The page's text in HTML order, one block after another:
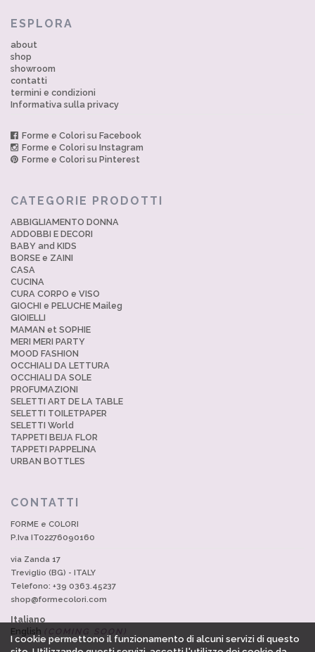
ESPLORA
about
shop
showroom
contatti
termini e condizioni
Informativa sulla privacy
Forme e Colori su Facebook
Forme e Colori su Instagram
Forme e Colori su Pinterest
CATEGORIE PRODOTTI
ABBIGLIAMENTO DONNA
ADDOBBI E DECORI
BABY and KIDS
BORSE e ZAINI
CASA
CUCINA
CURA CORPO e VISO
GIOCHI e PELUCHE Maileg
GIOIELLI
MAMAN et SOPHIE
MERI MERI PARTY
MOOD FASHION
OCCHIALI DA LETTURA
OCCHIALI DA SOLE
PROFUMAZIONI
SELETTI ART DE LA TABLE
SELETTI TOILETPAPER
SELETTI World
TAPPETI BEIJA FLOR
TAPPETI PAPPELINA
URBAN BOTTLES
CONTATTI
FORME e COLORI
P.Iva IT02276090160
via Zanda 17
Treviglio (BG) - ITALY
Telefono: +39 0363.45237
shop@formecolori.com
Italiano
English (COMING SOON)
I cookie permettono il funzionamento di alcuni servizi di questo